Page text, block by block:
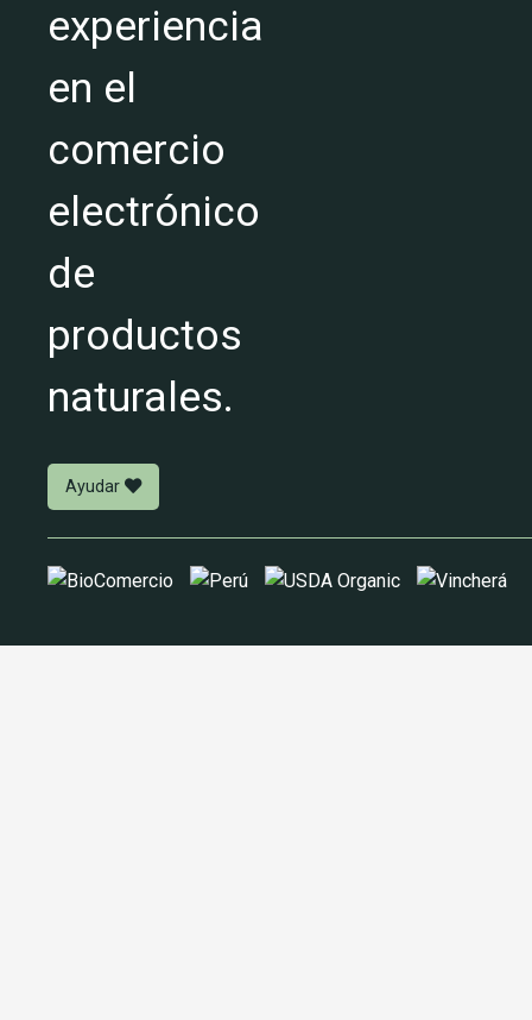
experiencia
en el
comercio
electrónico
de
productos
naturales.
Ayudar